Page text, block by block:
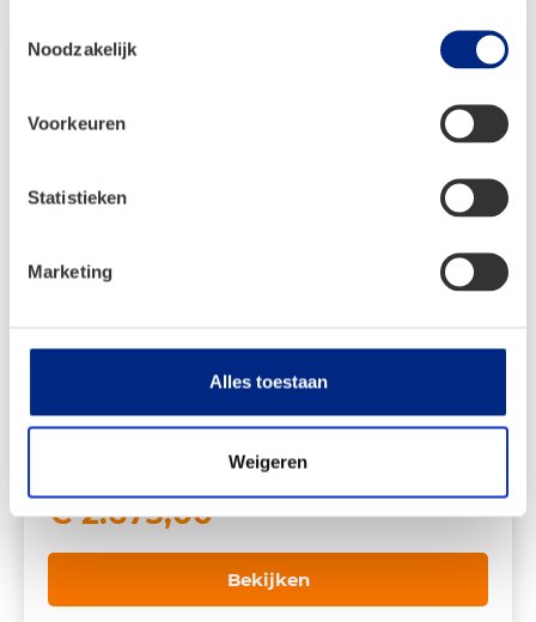
Noodzakelijk
Voorkeuren
Statistieken
Marketing
Alles toestaan
Weigeren
Isabella Commodore Dawn
Oorspronkelijke
€ 2.970,00.
€2.673,00Huidige
is:
€ 2.673,00.
Bekijken